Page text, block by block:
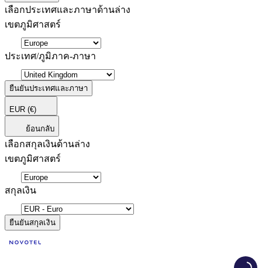
เลือกประเทศและภาษาด้านล่าง
เขตภูมิศาสตร์
ประเทศ/ภูมิภาค-ภาษา
ยืนยันประเทศและภาษา
EUR (€)
ย้อนกลับ
เลือกสกุลเงินด้านล่าง
เขตภูมิศาสตร์
สกุลเงิน
ยืนยันสกุลเงิน